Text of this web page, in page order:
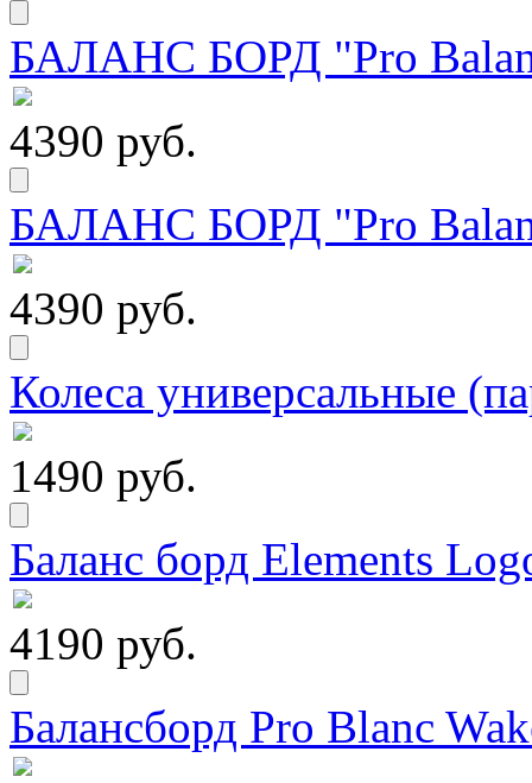
БАЛАНС БОРД "Pro
4390 руб.
БАЛАНС БОРД "Pro
4390 руб.
Колеса универсальные
1490 руб.
Баланс борд Elements
4190 руб.
Балансборд Pro Blanc